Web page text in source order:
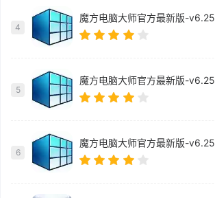
4
魔方电脑大师官方最新版-v6.25
5
魔方电脑大师官方最新版-v6.25
6
魔方电脑大师官方最新版-v6.25